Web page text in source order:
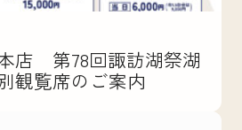
店 第78回諏訪湖祭湖
観覧席のご案内